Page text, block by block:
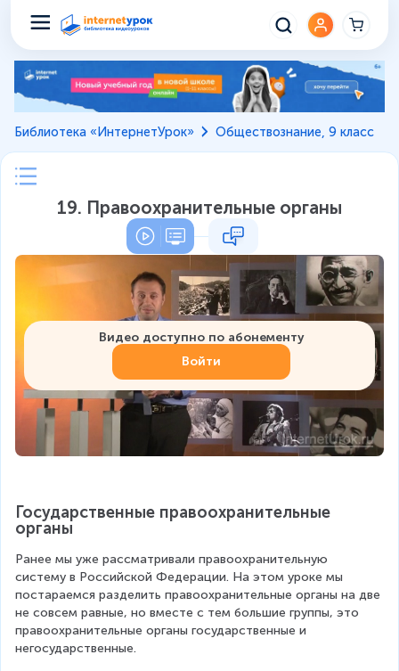
Библиотека «ИнтернетУрок» Обществознание, 9 класс
19. Правоохранительные органы
Видео доступно по абонементу
Войти
Государственные правоохранительные
органы
Ранее мы уже рассматривали правоохранительную
систему в Российской Федерации. На этом уроке мы
постараемся разделить правоохранительные органы на две
не совсем равные, но вместе с тем большие группы, это
правоохранительные органы государственные и
негосударственные.